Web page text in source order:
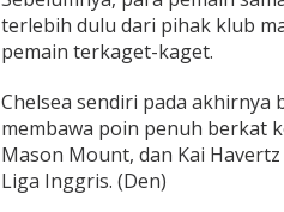
terlebih dulu dari pihak klub
pemain terkaget-kaget.
Chelsea sendiri pada
membawa poin penuh berkat
Mason Mount, dan Kai
Liga Inggris. (Den)